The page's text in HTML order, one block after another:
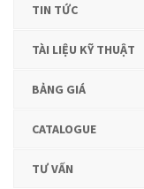
TIN TỨC
TÀI LIỆU KỸ THUẬT
BẢNG GIÁ
CATALOGUE
TƯ VẤN